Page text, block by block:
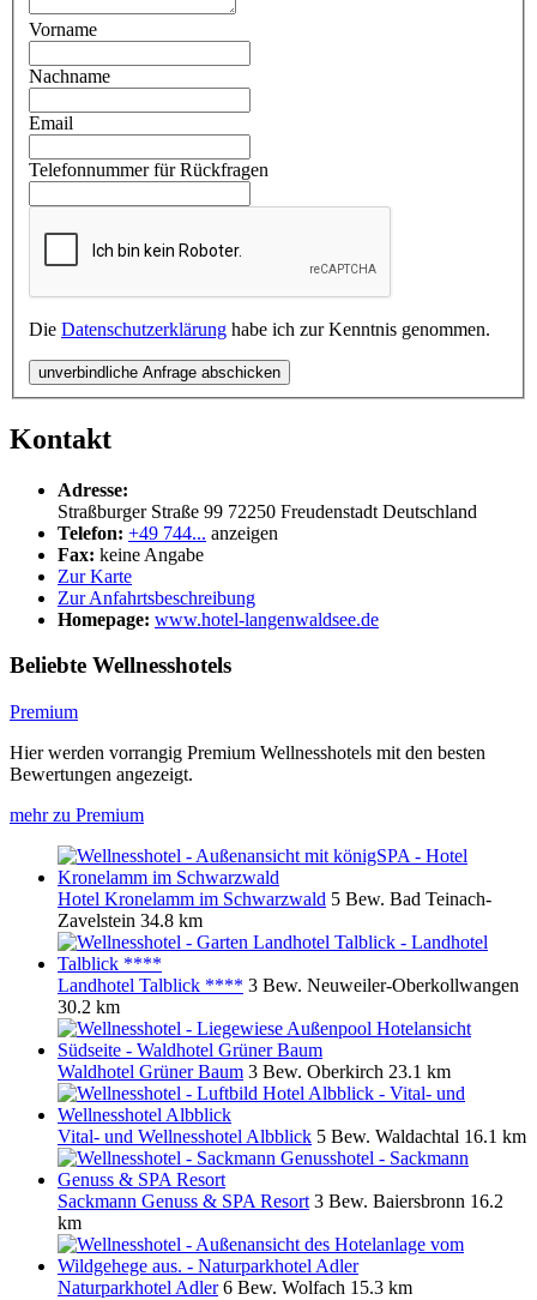
Vorname
Nachname
Email
Telefonnummer für Rückfragen
Die Datenschutzerklärung habe ich zur Kenntnis genommen.
unverbindliche Anfrage abschicken
Kontakt
Adresse:
Straßburger Straße 99 72250 Freudenstadt Deutschland
Telefon: +49 744... anzeigen
Fax: keine Angabe
Zur Karte
Zur Anfahrtsbeschreibung
Homepage: www.hotel-langenwaldsee.de
Beliebte Wellnesshotels
Premium
Hier werden vorrangig Premium Wellnesshotels mit den besten
Bewertungen angezeigt.
mehr zu Premium
Hotel Kronelamm im Schwarzwald 5 Bew. Bad Teinach-
Zavelstein 34.8 km
Landhotel Talblick **** 3 Bew. Neuweiler-Oberkollwangen
30.2 km
Waldhotel Grüner Baum 3 Bew. Oberkirch 23.1 km
Vital- und Wellnesshotel Albblick 5 Bew. Waldachtal 16.1 km
Sackmann Genuss & SPA Resort 3 Bew. Baiersbronn 16.2
km
Naturparkhotel Adler 6 Bew. Wolfach 15.3 km